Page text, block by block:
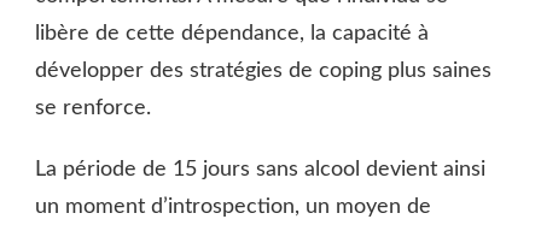
libère de cette dépendance, la capacité à
développer des stratégies de coping plus saines
se renforce.
La période de 15 jours sans alcool devient ainsi
un moment d’introspection, un moyen de